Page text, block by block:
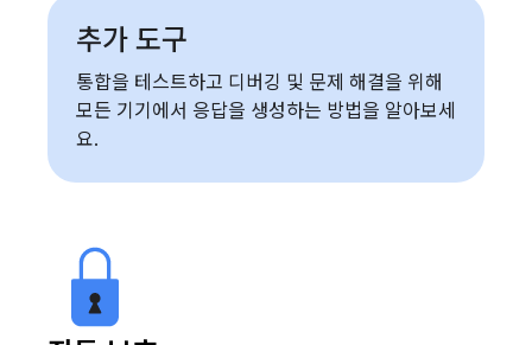
추가 도구
통합을 테스트하고 디버깅 및 문제 해결을 위해
모든 기기에서 응답을 생성하는 방법을 알아보세
요.